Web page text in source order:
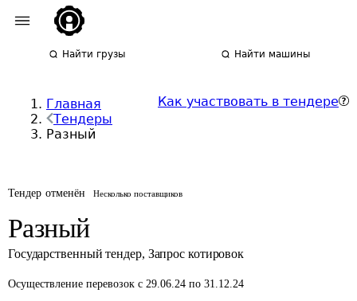
Найти грузы Найти машины
Главная
Тендеры
Разный
Как участвовать в тендере
Тендер отменён Несколько поставщиков
Разный
Государственный тендер, Запрос котировок
Осуществление перевозок с 29.06.24 по 31.12.24